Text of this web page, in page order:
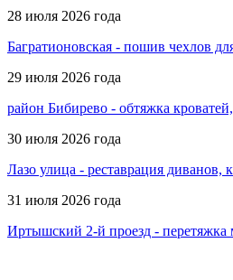
28 июля 2026 года
Багратионовская - пошив чехлов
29 июля 2026 года
район Бибирево - обтяжка
30 июля 2026 года
Лазо улица - реставрация диванов,
31 июля 2026 года
Иртышский 2-й проезд - перетяжка